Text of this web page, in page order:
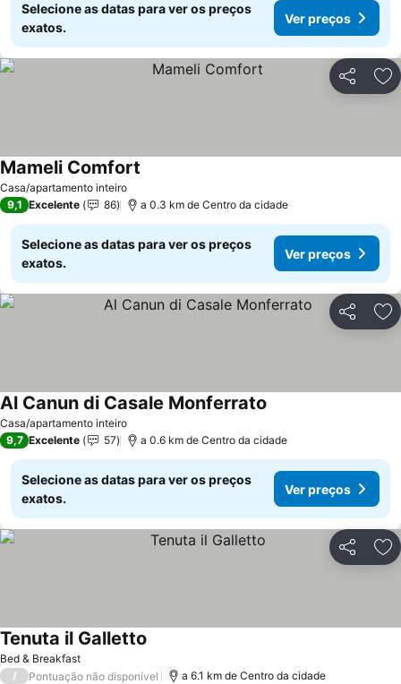
Selecione as datas para ver os preços
exatos.
Ver preços
Partilhar
Casa/apartamento inteiro
Mameli Comfort
9,1 Excelente 86 a 0.3 km de Centro da cidade
Selecione as datas para ver os preços
exatos.
Ver preços
Partilhar
Casa/apartamento inteiro
Al Canun di Casale Monferrato
9,7 Excelente 57 a 0.6 km de Centro da cidade
Selecione as datas para ver os preços
exatos.
Ver preços
Partilhar
Bed & Breakfast
Tenuta il Galletto
/ Pontuação não disponível a 6.1 km de Centro da cidade